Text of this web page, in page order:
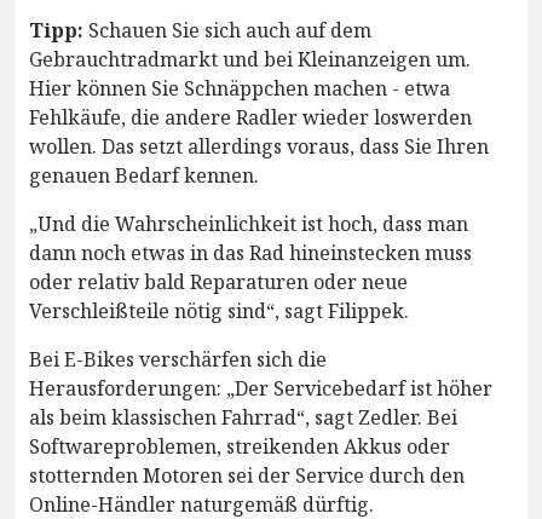
Tipp: Schauen Sie sich auch auf dem
Gebrauchtradmarkt und bei Kleinanzeigen um.
Hier können Sie Schnäppchen machen - etwa
Fehlkäufe, die andere Radler wieder loswerden
wollen. Das setzt allerdings voraus, dass Sie Ihren
genauen Bedarf kennen.
„Und die Wahrscheinlichkeit ist hoch, dass man
dann noch etwas in das Rad hineinstecken muss
oder relativ bald Reparaturen oder neue
Verschleißteile nötig sind“, sagt Filippek.
Bei E-Bikes verschärfen sich die
Herausforderungen: „Der Servicebedarf ist höher
als beim klassischen Fahrrad“, sagt Zedler. Bei
Softwareproblemen, streikenden Akkus oder
stotternden Motoren sei der Service durch den
Online-Händler naturgemäß dürftig.